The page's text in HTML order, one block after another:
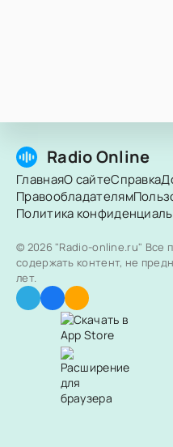
Radio Online
ГлавнаяО сайтеСправка
Правообладателям
Политика
© 2026 "Radio-online.ru" Все
содержать контент, не
лет.